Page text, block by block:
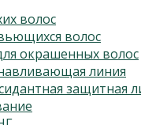
волос
волос
окрашенных волос
линия
защитная